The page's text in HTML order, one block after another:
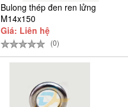
Bulong thép đen ren lửng
M14x150
Giá: Liên hệ
(0)